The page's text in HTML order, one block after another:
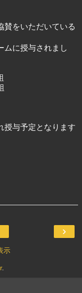
賛をいただいている
ムに授与されまし
授与予定となります
›
示
.